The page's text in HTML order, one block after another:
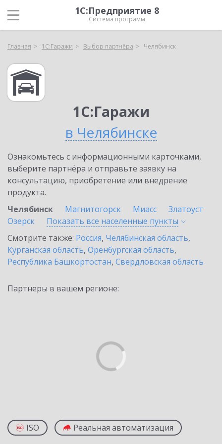
1С:Предприятие 8
Система программ
Главная 1С:Гаражи Выбор партнёра Челябинск
1С:Гаражи
в Челябинске
Ознакомьтесь с информационными карточками,
выберите партнёра и отправьте заявку на
консультацию, приобретение или внедрение
продукта.
Челябинск
Магнитогорск Миасс
Златоуст
Озерск
Показать все населенные пункты
Смотрите также: Россия, Челябинская область,
Курганская область, Оренбургская область,
Республика Башкортостан, Свердловская область
Партнеры в вашем регионе:
ISO Реальная автоматизация